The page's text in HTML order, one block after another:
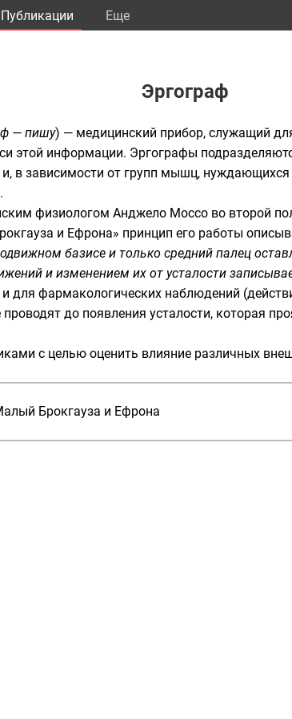
Публикации Eще
Эргограф
— пишу) — медицинский прибор, служащий
этой информации. Эргографы
в зависимости от групп мышц,
физиологом Анджело Моссо во второй
и Ефрона» принцип его работы
базисе и только средний палец
и изменением их от усталости
для фармакологических наблюдений
проводят до появления усталости, которая
с целью оценить влияние различных
Брокгауза и Ефрона